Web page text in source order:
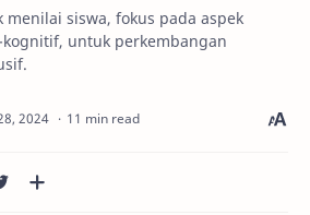
menilai siswa, fokus pada aspek
untuk perkembangan
11 min read